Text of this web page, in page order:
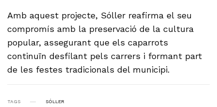
Amb aquest projecte, Sóller reafirma el seu
compromís amb la preservació de la cultura
popular, assegurant que els caparrots
continuïn desfilant pels carrers i formant part
de les festes tradicionals del municipi.
TAGS SÓLLER